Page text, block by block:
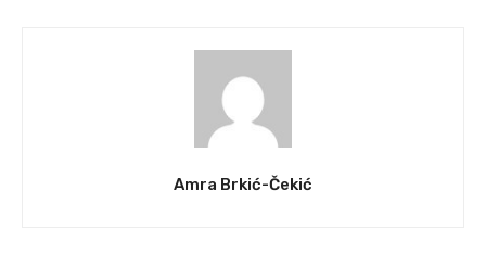
Amra Brkić-Čekić